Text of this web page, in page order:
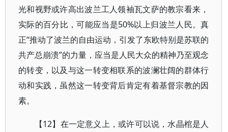
光和视野或许高出波兰工人领袖瓦文萨的教宗看来，
实际的百分比，可能应当是50%以上归波兰人民。真
正“推动了波兰的自由运动，引发了东欧特别是苏联的
共产总崩溃”的力量，应当是人民大众的精神乃至观念
的转变，以及与这一转变相联系的波澜壮阔的群体行
动和实践，虽然这一转变背后肯定有着基督宗教的因
素。
【12】在一定意义上，或许可以说，水晶棺是人